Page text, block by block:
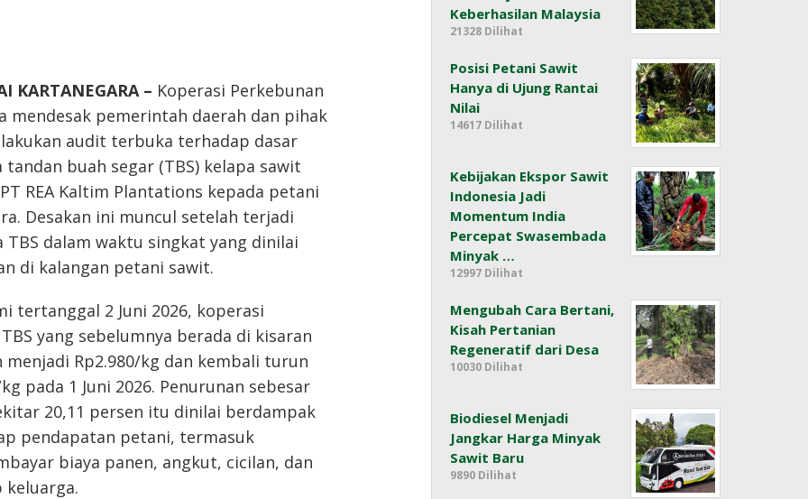
KARTANEGARA – Koperasi Perkebunan
mendesak pemerintah daerah dan pihak
audit terbuka terhadap dasar
buah segar (TBS) kelapa sawit
REA Kaltim Plantations kepada petani
Desakan ini muncul setelah terjadi
TBS dalam waktu singkat yang dinilai
di kalangan petani sawit.
tertanggal 2 Juni 2026, koperasi
yang sebelumnya berada di kisaran
menjadi Rp2.980/kg dan kembali turun
pada 1 Juni 2026. Penurunan sebesar
20,11 persen itu dinilai berdampak
pendapatan petani, termasuk
biaya panen, angkut, cicilan, dan
Keberhasilan Malaysia
21328 Dilihat
Posisi Petani Sawit
Hanya di Ujung Rantai
Nilai
14617 Dilihat
Kebijakan Ekspor Sawit
Indonesia Jadi
Momentum India
Percepat Swasembada
Minyak …
12997 Dilihat
Mengubah Cara Bertani,
Kisah Pertanian
Regeneratif dari Desa
10030 Dilihat
Biodiesel Menjadi
Jangkar Harga Minyak
Sawit Baru
9890 Dilihat